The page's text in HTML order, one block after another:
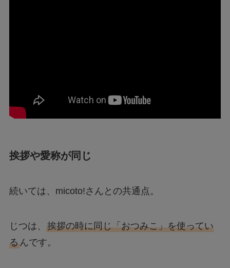
挨拶や愛称が同じ
続いては、micoto!さんとの共通点。
じつは、 挨拶の時に同じ「おつみこ」を使ってい
るんです。